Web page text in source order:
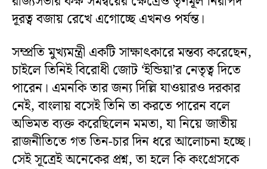
দূরত্ব বজায় রেখে এগোচ্ছে এখনও পর্যন্ত।
সম্প্রতি মুখ্যমন্ত্রী একটি সাক্ষাৎকারে মন্তব্য করেছেন,
চাইলে তিনিই বিরোধী জোট ‘ইন্ডিয়া’র নেতৃত্ব দিতে
পারেন। এমনকি তার জন্য দিল্লি যাওয়ারও দরকার
নেই, বাংলায় বসেই তিনি তা করতে পারেন বলে
অভিমত ব্যক্ত করেছিলেন মমতা, যা নিয়ে জাতীয়
রাজনীতিতে গত তিন-চার দিন ধরে আলোচনা হচ্ছে।
সেই সূত্রেই অনেকের প্রশ্ন, তা হলে কি কংগ্রেসকে